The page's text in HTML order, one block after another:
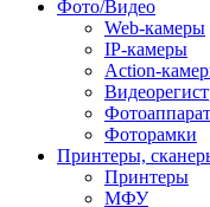
Фото/Видео
Web-камеры
IP-камеры
Action-
Фоторамки
Принтеры,
Принтеры
МФУ